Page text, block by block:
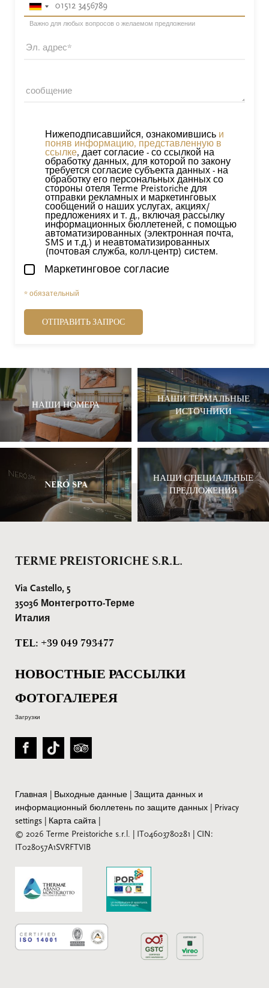
Важно для любых вопросов о желаемом предложении
Эл. адрес
сообщение
Маркетинговое согласие
Нижеподписавшийся, ознакомившись и
поняв информацию, представленную в
ссылке, дает согласие - со ссылкой на
обработку данных, для которой по закону
требуется согласие субъекта данных - на
обработку его персональных данных со
стороны отеля Terme Preistoriche для
отправки рекламных и маркетинговых
сообщений о наших услугах, акциях/
предложениях и т. д., включая рассылку
информационных бюллетеней, с помощью
автоматизированных (электронная почта,
SMS и т.д.) и неавтоматизированных
(почтовая служба, колл-центр) систем.
* обязательный
ОТПРАВИТЬ ЗАПРОС
НАШИ НОМЕРА
НАШИ ТЕРМАЛЬНЫЕ
ИСТОЧНИКИ
NERÓ SPA
НАШИ СПЕЦИАЛЬНЫЕ
ПРЕДЛОЖЕНИЯ
TERME PREISTORICHE S.R.L.
Via Castello, 5
35036 Монтегротто-Терме
Италия
TEL: +39 049 793477
НОВОСТНЫЕ РАССЫЛКИ
ФОТОГАЛЕРЕЯ
Загрузки
Главная Выходные данные
Защита данных и
информационный бюллетень по защите данных
Privacy
settings
Карта сайта
© 2026 Terme Preistoriche s.r.l.
IT04603780281
CIN:
IT028057A1SVRFTVIB